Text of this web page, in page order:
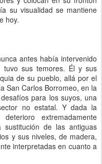
su visualidad se mantiene
hoy.
antes había intervenido
tuvo sus temores. Él y sus
de su pueblo, allá por el
San Carlos Borromeo, en la
para los suyos, una
no estatal. Y dada la
extremadamente
de las antiguas
y sus niveles, de madera,
interpretadas en cuanto a